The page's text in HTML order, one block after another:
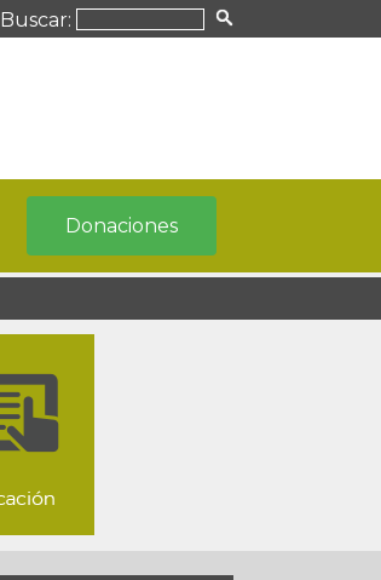
Buscar:
Donaciones